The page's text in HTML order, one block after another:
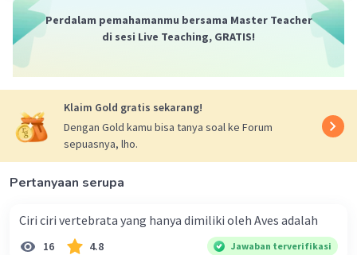
Perdalam pemahamanmu bersama Master Teacher
di sesi Live Teaching, GRATIS!
Klaim Gold gratis sekarang!
Dengan Gold kamu bisa tanya soal ke Forum
sepuasnya, lho.
Pertanyaan serupa
Ciri ciri vertebrata yang hanya dimiliki oleh Aves adalah
16 4.8 Jawaban terverifikasi